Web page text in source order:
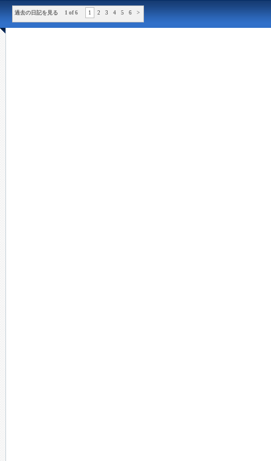
過去の日記を見る 1 of 6 1 2 3 4 5 6 >